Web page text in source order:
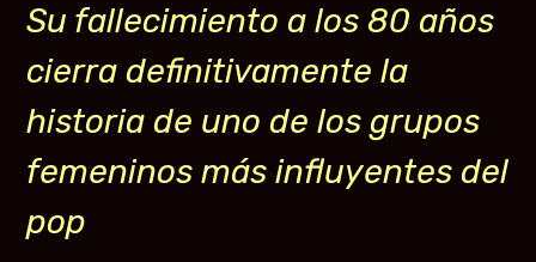
Su fallecimiento a los 80 años
cierra definitivamente la
historia de uno de los grupos
femeninos más influyentes del
pop